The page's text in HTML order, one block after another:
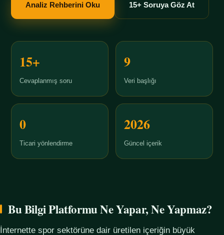
Analiz Rehberini Oku 15+ Soruya Göz At
15+
Cevaplanmış soru
9
Veri başlığı
0
Ticari yönlendirme
2026
Güncel içerik
Bu Bilgi Platformu Ne Yapar, Ne Yapmaz?
İnternette spor sektörüne dair üretilen içeriğin büyük